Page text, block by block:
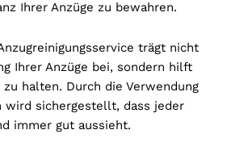
Ihrer Anzüge zu bewahren.
trägt nicht
Ihrer Anzüge bei, sondern hilft
halten. Durch die Verwendung
wird sichergestellt, dass jeder
immer gut aussieht.